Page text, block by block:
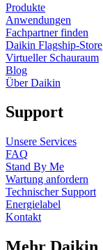
Produkte
Anwendungen
Fachpartner finden
Daikin Flagship-Store
Virtueller Schauraum
Blog
Über Daikin
Support
Unsere Services
FAQ
Stand By Me
Wartung anfordern
Technischer Support
Energielabel
Kontakt